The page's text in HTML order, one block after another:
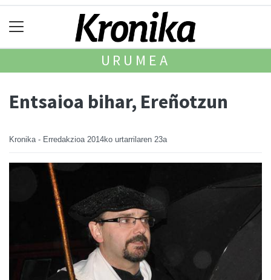
URUMEA
Entsaioa bihar, Ereñotzun
Kronika - Erredakzioa 2014ko urtarrilaren 23a